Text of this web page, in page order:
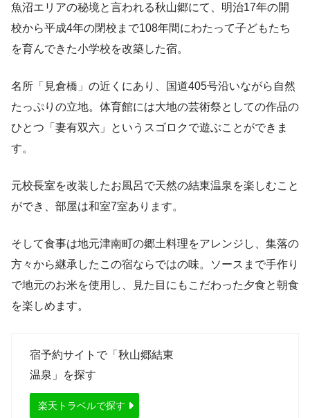
魚沼エリアの秘境と言われる秋山郷にて、明治17年の開
校から平成4年の閉校まで108年間にわたって子どもたち
を育んできた小学校を改築した宿。
名所「見倉橋」の近くにあり、国道405号沿いながら自然
たっぷりの立地。体育館には大地の芸術祭としての作品の
ひとつ「妻有双六」というスゴロクで遊ぶことができま
す。
元校長室を改装したお風呂で天然の結東温泉を楽しむこと
ができ、部屋は和室7室あります。
そして食事は地元津南町の郷土料理をアレンジし、集落の
方々から継承したこの宿ならではの味。ソースまで手作り
で地元のお米を使用し、見た目にもこだわった夕食と朝食
を楽しめます。
宿予約サイトで「秋山郷結東
温泉」を探す
楽天トラベルで探す